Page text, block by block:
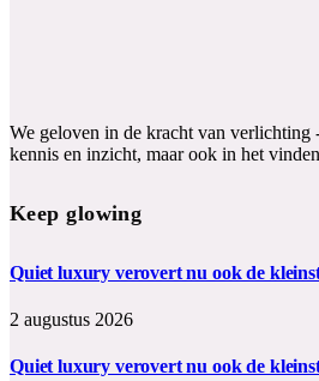
We geloven in de kracht van verlichting
kennis en inzicht, maar ook in het
Keep glowing
Quiet luxury verovert nu ook de
2 augustus 2026
Quiet luxury verovert nu ook de